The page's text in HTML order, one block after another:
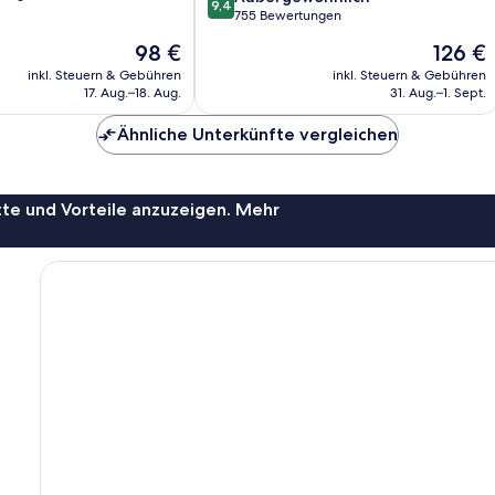
Der
Preis
beträgt
98 €
inkl. Steuern & Gebühren
17. Aug.–18. Aug.
von
9,4
755 Bewertungen
Der
Preis
beträgt
126 €
inkl. Steuern & Gebühren
31. Aug.–1. Sept.
Ähnliche Unterkünfte vergleichen
und Vorteile anzuzeigen. Mehr